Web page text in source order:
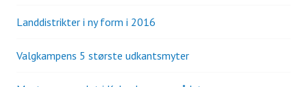
Landdistrikter i ny form i 2016
Valgkampens 5 største udkantsmyter